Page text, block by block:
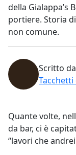
della Gialappa’s
portiere. Storia
non comune.
Scritto da
Tacchetti
Quante volte,
da bar, ci è
“lavori che